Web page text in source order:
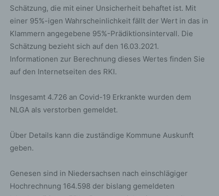
Schätzung, die mit einer Unsicherheit behaftet ist. Mit
einer 95%-igen Wahrscheinlichkeit fällt der Wert in das in
Klammern angegebene 95%-Prädiktionsintervall. Die
Schätzung bezieht sich auf den 16.03.2021.
Informationen zur Berechnung dieses Wertes finden Sie
auf den Internetseiten des RKI.
Insgesamt 4.726 an Covid-19 Erkrankte wurden dem
NLGA als verstorben gemeldet.
Über Details kann die zuständige Kommune Auskunft
geben.
Genesen sind in Niedersachsen nach einschlägiger
Hochrechnung 164.598 der bislang gemeldeten